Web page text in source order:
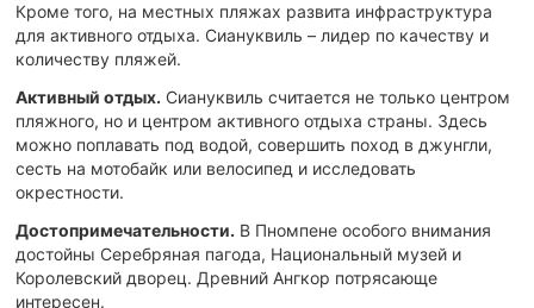
Кроме того, на местных пляжах развита инфраструктура
для активного отдыха. Сиануквиль – лидер по качеству и
количеству пляжей.
Активный отдых. Сиануквиль считается не только центром
пляжного, но и центром активного отдыха страны. Здесь
можно поплавать под водой, совершить поход в джунгли,
сесть на мотобайк или велосипед и исследовать
окрестности.
Достопримечательности. В Пномпене особого внимания
достойны Серебряная пагода, Национальный музей и
Королевский дворец. Древний Ангкор потрясающе
интересен.